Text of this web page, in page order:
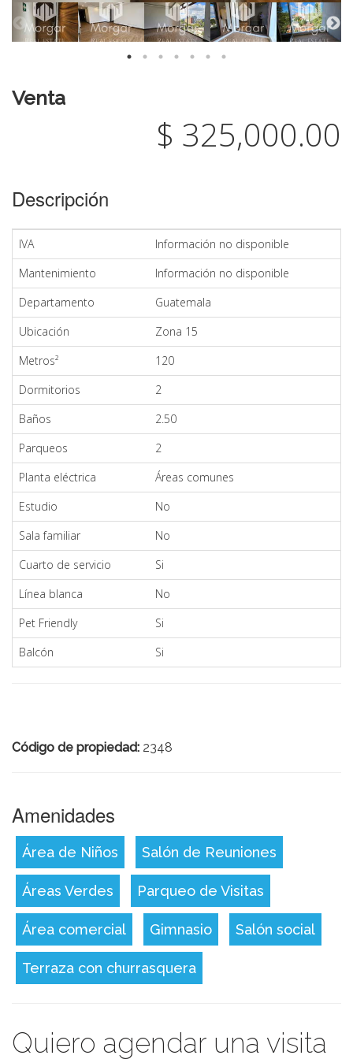
Venta
$ 325,000.00
Descripción
IVA
Información no disponible
Mantenimiento
Información no disponible
Departamento
Guatemala
Ubicación
Zona 15
Metros²
120
Dormitorios
2
Baños
2.50
Parqueos
2
Planta eléctrica
Áreas comunes
Estudio
No
Sala familiar
No
Cuarto de servicio
Si
Línea blanca
No
Pet Friendly
Si
Balcón
Si
Código de propiedad: 2348
Amenidades
Área de Niños Salón de Reuniones
Áreas Verdes Parqueo de Visitas
Área comercial Gimnasio Salón social
Terraza con churrasquera
Quiero agendar una visita